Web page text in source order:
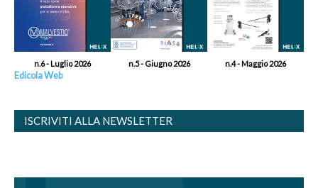
n.6 - Luglio 2026 n.5 - Giugno 2026 n.4 - Maggio 2026
Edicola Web
ISCRIVITI ALLA NEWSLETTER